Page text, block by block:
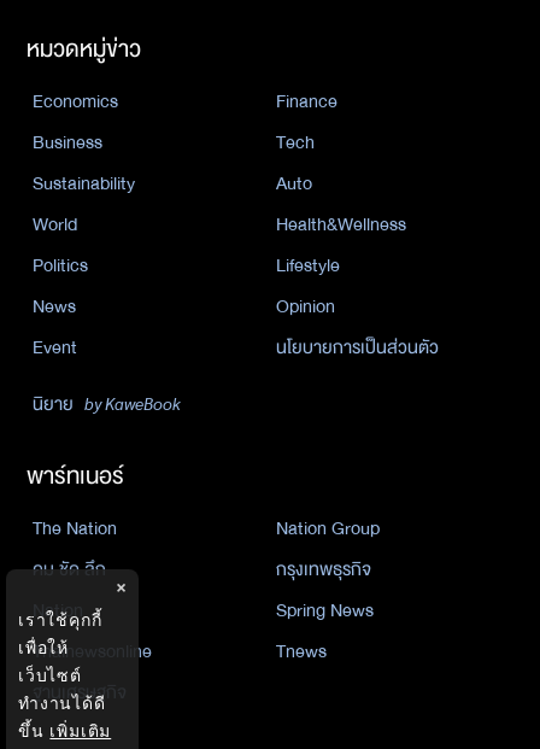
หมวดหมู่ข่าว
Economics
Finance
Business
Tech
Sustainability
Auto
World
Health&Wellness
Politics
Lifestyle
News
Opinion
Event
นโยบายการเป็นส่วนตัว
นิยาย by KaweBook
พาร์ทเนอร์
The Nation
Nation Group
คม ชัด ลึก
กรุงเทพธุรกิจ
Nation
Spring News
Thainewsonline
Tnews
ฐานเศรษฐกิจ
×
เราใช้คุกกี้
เพื่อให้
เว็บไซต์
ทำงานได้ดี
ขึ้น เพิ่มเติม